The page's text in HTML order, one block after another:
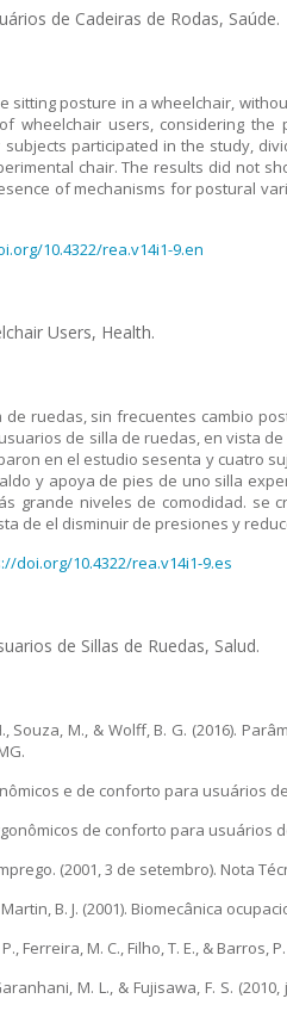
de Cadeiras de Rodas, Saúde.
sitting posture in a wheelchair,
wheelchair users, considering
participated in the study,
chair. The results did not
of mechanisms for postural
10.4322/rea.v14i1-9.en
Users, Health.
de ruedas, sin frecuentes cambio
de silla de ruedas, en vista
en el estudio sesenta y cuatro
y apoya de pies de uno silla
grande niveles de comodidad.
de el disminuir de presiones y
doi.org/10.4322/rea.v14i1-9.es
de Sillas de Ruedas, Salud.
Souza, M., & Wolff, B. G. (2016).
e de conforto para usuários
de conforto para
(2001, 3 de setembro). Nota
B. J. (2001). Biomecânica
P., Ferreira, M. C., Filho, T. E., &
M. L., & Fujisawa, F. S.